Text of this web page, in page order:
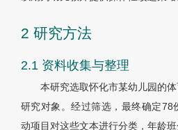
2 研究方法
2.1 资料收集与整理
本研究选取怀化市某幼儿园的
研究对象。经过筛选，最终确定78
动项目对这些文本进行分类，年龄班